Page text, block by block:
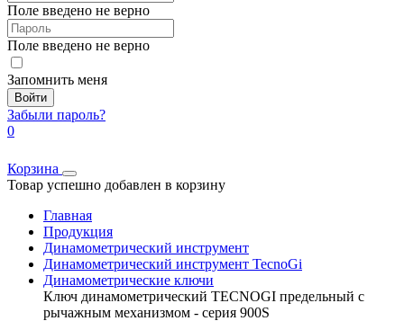
Поле введено не верно
Поле введено не верно
Запомнить меня
Войти
Забыли пароль?
0
Корзина
Товар успешно добавлен в корзину
Главная
Продукция
Динамометрический инструмент
Динамометрический инструмент TecnoGi
Динамометрические ключи
Ключ динамометрический TECNOGI предельный с
рычажным механизмом - серия 900S